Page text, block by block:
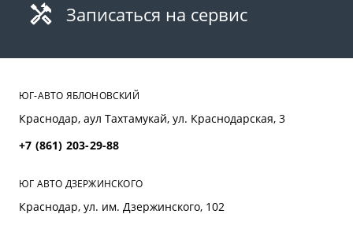
Записаться на сервис
ЮГ-АВТО ЯБЛОНОВСКИЙ
Краснодар, аул Тахтамукай, ул. Краснодарская, 3
+7 (861) 203-29-88
ЮГ АВТО ДЗЕРЖИНСКОГО
Краснодар, ул. им. Дзержинского, 102